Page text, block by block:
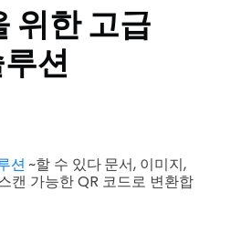
위한 고급
션
션 ~할 수 있다문서, 이미지,
캔 가능한 QR 코드로 변환합